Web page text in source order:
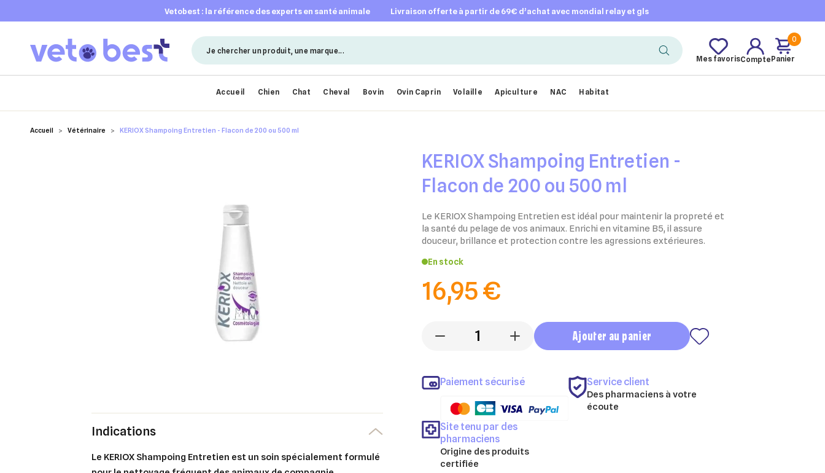
vetobest : la référence des experts en santé animale livraison offerte à partir de 69€ d’achat avec mondial relay et gls
Mes favorisCompte
0
Panier
Accueil Chien Chat Cheval Bovin Ovin Caprin Volaille Apiculture NAC Habitat
Accueil Vétérinaire KERIOX Shampoing Entretien - Flacon de 200 ou 500 ml
KERIOX Shampoing Entretien -
Flacon de 200 ou 500 ml
Le KERIOX Shampoing Entretien est idéal pour maintenir la propreté et
la santé du pelage de vos animaux. Enrichi en vitamine B5, il assure
douceur, brillance et protection contre les agressions extérieures.
En stock
16,95 €
- + Ajouter au panier
Paiement sécurisé Service client
Des pharmaciens à votre
écoute
Site tenu par des
pharmaciens
Origine des produits
certifiée
Indications
Le KERIOX Shampoing Entretien est un soin spécialement formulé